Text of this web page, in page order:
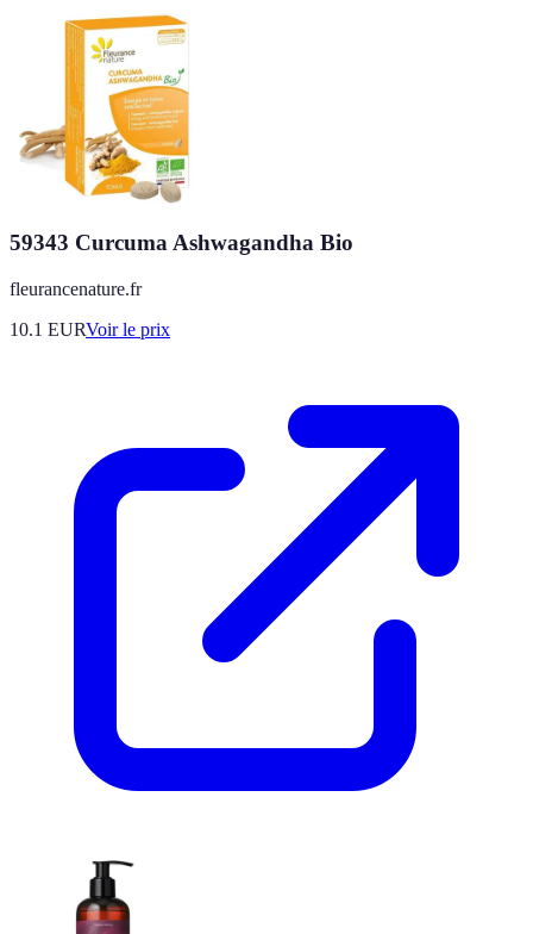
59343 Curcuma Ashwagandha Bio
fleurancenature.fr
10.1 EURVoir le prix